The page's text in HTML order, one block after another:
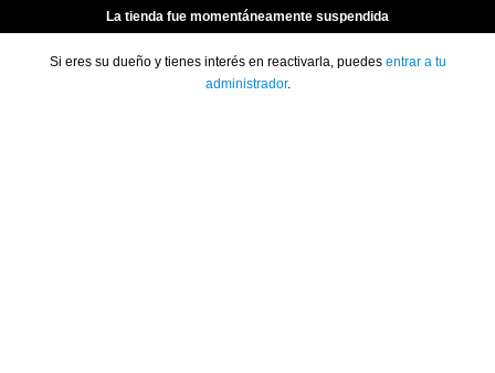
La tienda fue momentáneamente suspendida
Si eres su dueño y tienes interés en reactivarla, puedes entrar a tu
administrador.